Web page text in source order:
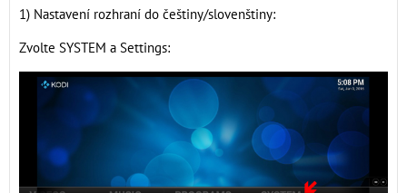
1) Nastavení rozhraní do češtiny/slovenštiny:
Zvolte SYSTEM a Settings: